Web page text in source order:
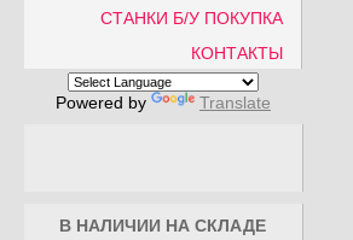
СТАНКИ Б/У ПОКУПКА
КОНТАКТЫ
Powered by Translate
В НАЛИЧИИ НА СКЛАДЕ